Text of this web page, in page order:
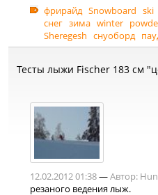
фрирайд Snowboard ski
снег зима winter
Sheregesh снуоборд
Тесты лыжи Fischer 183 см
12.02.2012 01:38—Автор:
резаного ведения лыж.